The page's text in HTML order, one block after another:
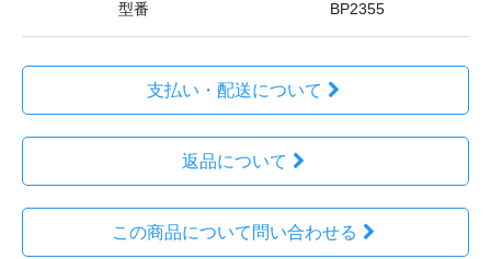
型番 BP2355
支払い・配送について
返品について
この商品について問い合わせる